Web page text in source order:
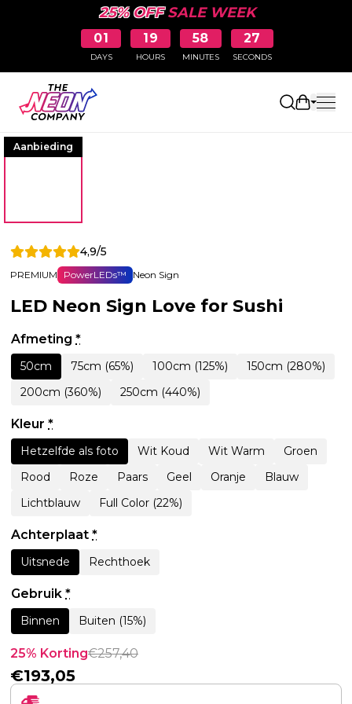
25% OFFSALE WEEK
01
DAYS
19
HOURS
58
MINUTES
27
SECONDS
Aanbieding
4,9/5
PREMIUM PowerLEDs™ Neon Sign
LED Neon Sign Love for Sushi
Afmeting *
50cm 75cm (65%) 100cm (125%)
150cm (280%)
200cm (360%)
250cm (440%)
Kleur *
Hetzelfde als foto Wit Koud Wit Warm
Groen
Rood
Roze Paars Geel Oranje
Blauw
Lichtblauw
Full Color (22%)
Achterplaat *
Uitsnede Rechthoek
Gebruik *
Binnen Buiten (15%)
25% Korting€257,40
€193,05